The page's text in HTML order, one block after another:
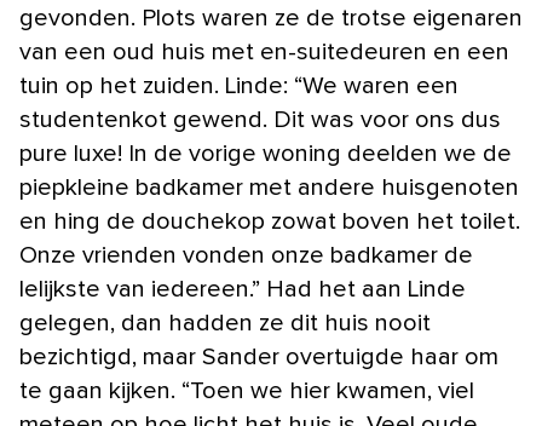
gevonden. Plots waren ze de trotse eigenaren
van een oud huis met en-suitedeuren en een
tuin op het zuiden. Linde: “We waren een
studentenkot gewend. Dit was voor ons dus
pure luxe! In de vorige woning deelden we de
piepkleine badkamer met andere huisgenoten
en hing de douchekop zowat boven het toilet.
Onze vrienden vonden onze badkamer de
lelijkste van iedereen.” Had het aan Linde
gelegen, dan hadden ze dit huis nooit
bezichtigd, maar Sander overtuigde haar om
te gaan kijken. “Toen we hier kwamen, viel